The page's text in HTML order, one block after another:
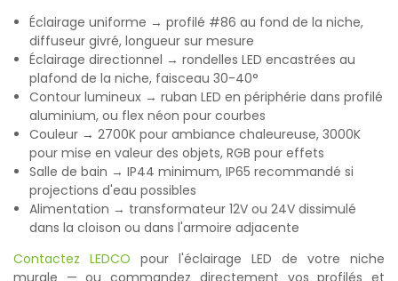
Éclairage uniforme → profilé #86 au fond de la niche,
diffuseur givré, longueur sur mesure
Éclairage directionnel → rondelles LED encastrées au
plafond de la niche, faisceau 30-40°
Contour lumineux → ruban LED en périphérie dans profilé
aluminium, ou flex néon pour courbes
Couleur → 2700K pour ambiance chaleureuse, 3000K
pour mise en valeur des objets, RGB pour effets
Salle de bain → IP44 minimum, IP65 recommandé si
projections d'eau possibles
Alimentation → transformateur 12V ou 24V dissimulé
dans la cloison ou dans l'armoire adjacente
Contactez LEDCO pour l'éclairage LED de votre niche
murale — ou commandez directement vos profilés et